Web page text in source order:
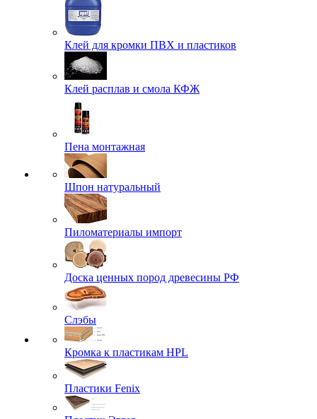
Клей для кромки ПВХ и пластиков
Клей расплав и смола КФЖ
Пена монтажная
Шпон натуральный
Пиломатериалы импорт
Доска ценных пород древесины РФ
Слэбы
Кромка к пластикам HPL
Пластики Fenix